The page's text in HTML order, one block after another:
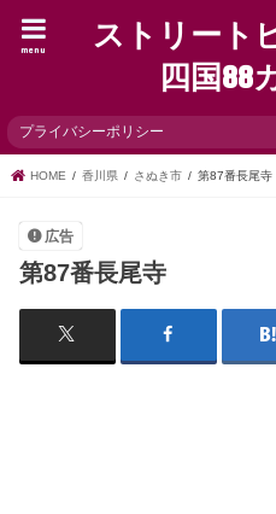
ストリート
四国88
menu
プライバシーポリシー
HOME 香川県 さぬき市 第87番長尾寺
広告
第87番長尾寺